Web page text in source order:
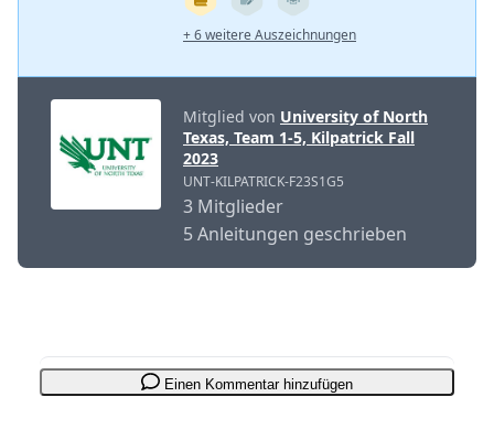
+ 6 weitere Auszeichnungen
Mitglied von University of North
Texas, Team 1-5, Kilpatrick Fall
2023
UNT-KILPATRICK-F23S1G5
3 Mitglieder
5 Anleitungen geschrieben
Einen Kommentar hinzufügen